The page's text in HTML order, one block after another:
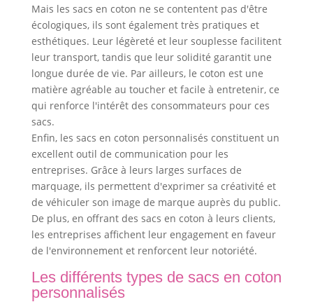
Mais les sacs en coton ne se contentent pas d'être
écologiques, ils sont également très pratiques et
esthétiques. Leur légèreté et leur souplesse facilitent
leur transport, tandis que leur solidité garantit une
longue durée de vie. Par ailleurs, le coton est une
matière agréable au toucher et facile à entretenir, ce
qui renforce l'intérêt des consommateurs pour ces
sacs.
Enfin, les sacs en coton personnalisés constituent un
excellent outil de communication pour les
entreprises. Grâce à leurs larges surfaces de
marquage, ils permettent d'exprimer sa créativité et
de véhiculer son image de marque auprès du public.
De plus, en offrant des sacs en coton à leurs clients,
les entreprises affichent leur engagement en faveur
de l'environnement et renforcent leur notoriété.
Les différents types de sacs en coton
personnalisés